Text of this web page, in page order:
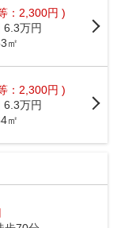
：2,300円 )
6.3万円
㎡
：2,300円 )
6.3万円
㎡